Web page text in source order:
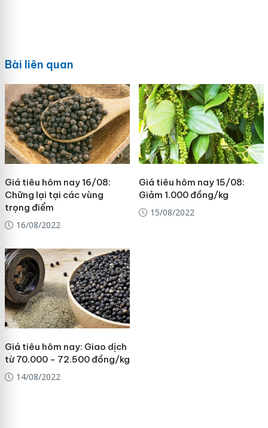
Bài liên quan
Giá tiêu hôm nay 16/08:
Chững lại tại các vùng
trọng điểm
16/08/2022
Giá tiêu hôm nay 15/08:
Giảm 1.000 đồng/kg
15/08/2022
Giá tiêu hôm nay: Giao dịch
từ 70.000 - 72.500 đồng/kg
14/08/2022